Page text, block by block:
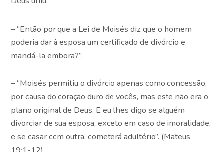
– “Então por que a Lei de Moisés diz que o homem
poderia dar à esposa um certificado de divórcio e
mandá-la embora?”.
– “Moisés permitiu o divórcio apenas como concessão,
por causa do coração duro de vocês, mas este não era o
plano original de Deus. E eu lhes digo se alguém
divorciar de sua esposa, exceto em caso de imoralidade,
e se casar com outra, cometerá adultério”. (Mateus